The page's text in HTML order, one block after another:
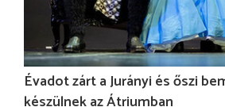
Évadot zárt a Jurányi és őszi